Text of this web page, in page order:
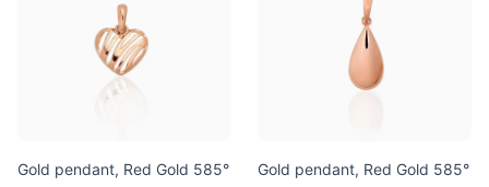
Gold pendant, Red Gold 585°
Gold pendant, Red Gold 585°